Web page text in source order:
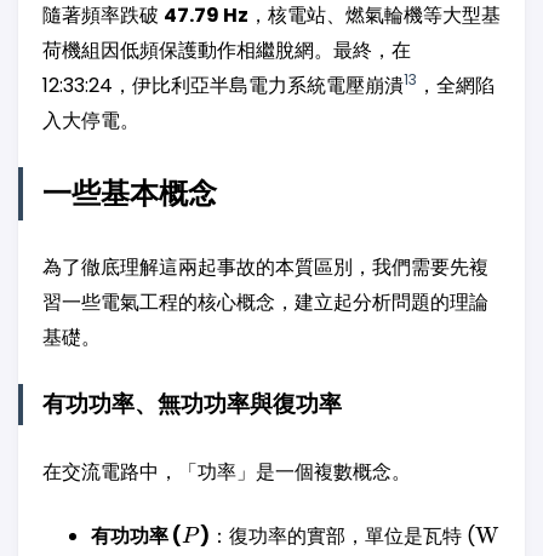
隨著頻率跌破 47.79 Hz ，核電站、燃氣輪機等大型基
荷機組因低頻保護動作相繼脫網。最終，在
12:33:24，伊比利亞半島電力系統電壓崩潰13 ，全網陷
入大停電。
一些基本概念
為了徹底理解這兩起事故的本質區別，我們需要先複
習一些電氣工程的核心概念，建立起分析問題的理論
基礎。
有功功率、無功功率與復功率
在交流電路中，「功率」是一個複數概念。
有功功率 (P
P) ：復功率的實部，單位是瓦特 (W